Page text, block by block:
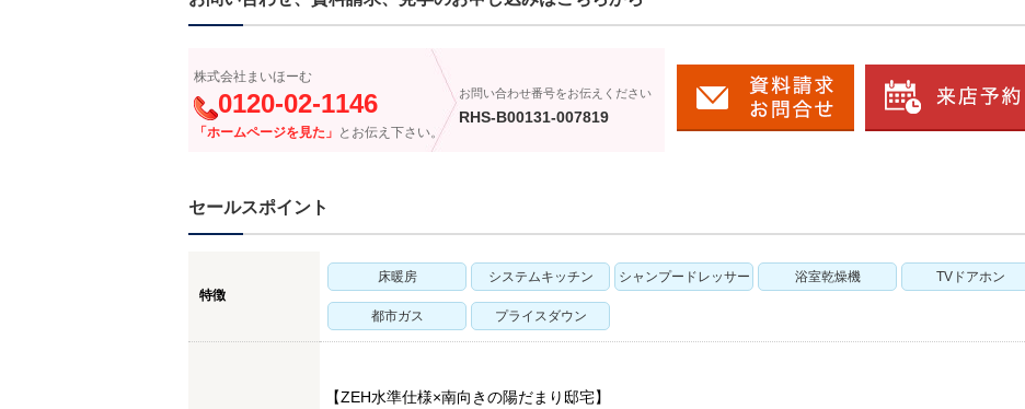
株式会社まいほーむ
0120-02-1146
「ホームページを見た」 とお伝え下さい。
お問い合わせ番号をお伝えください
RHS-B00131-007819
セールスポイント
特徴
床暖房 システムキッチン シャンプードレッサー 浴室乾燥機 TVドアホン
都市ガス プライスダウン
【ZEH水準仕様×南向きの陽だまり邸宅】